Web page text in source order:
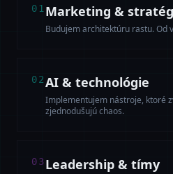
01Marketing &
Budujem architektúru rastu. Od
02 AI & technológie
Implementujem nástroje, ktoré
zjednodušujú chaos.
03 Leadership & tímy